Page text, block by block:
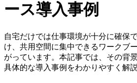
ース導入事例
自宅だけでは仕事環境が十分に確保
け、共用空間に集中できるワークブ
がっています。本記事では、その背
具体的な導入事例をわかりやすく解説